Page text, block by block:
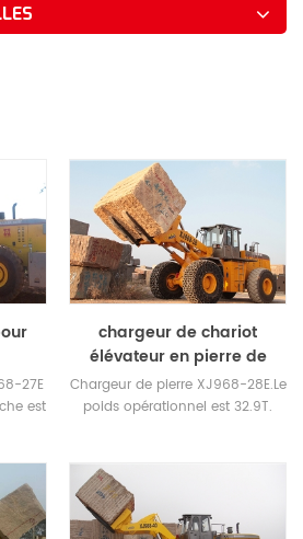
27E
est
chargeur de chariot
élévateur en pierre de
porcelaine
Chargeur de pierre XJ968-28E.Le
poids opérationnel est 32.9T.